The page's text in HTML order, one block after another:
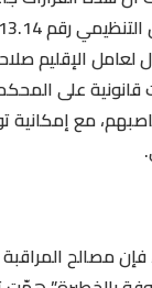
لعامل الإقليم
على
مع إمكانية
مصالح